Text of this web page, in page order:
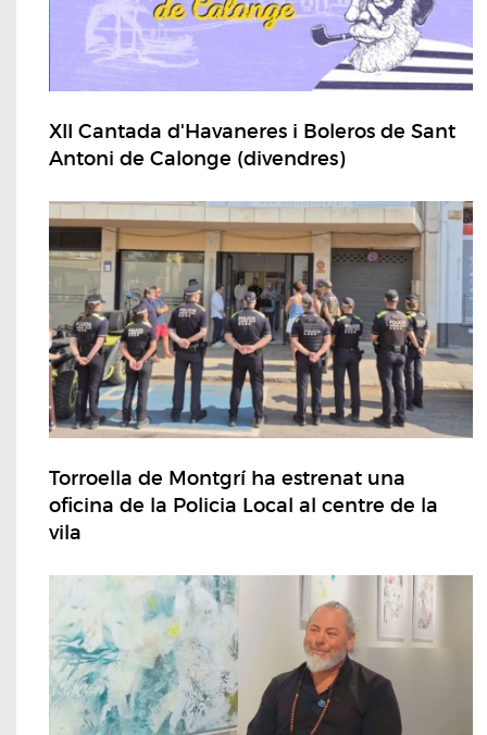
XII Cantada d'Havaneres i Boleros de Sant
Antoni de Calonge (divendres)
Torroella de Montgrí ha estrenat una
oficina de la Policia Local al centre de la
vila